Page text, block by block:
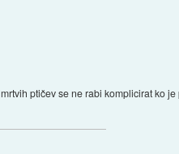
ptičev se ne rabi komplicirat ko